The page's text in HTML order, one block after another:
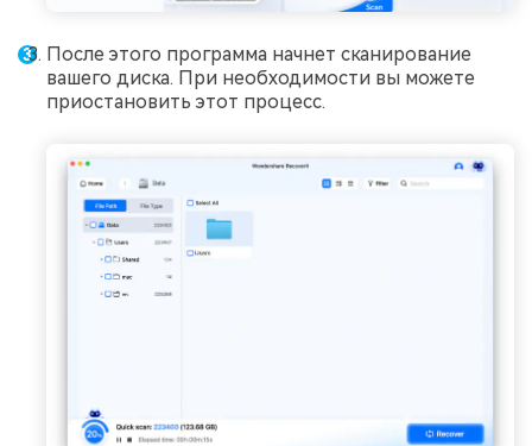
После этого программа начнет сканирование
вашего диска. При необходимости вы можете
приостановить этот процесс.